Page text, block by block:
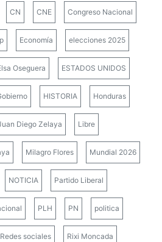
CN CNE Congreso Nacional
Economía elecciones 2025
Oseguera ESTADOS UNIDOS
HISTORIA Honduras
Diego Zelaya Libre
Milagro Flores Mundial 2026
NOTICIA Partido Liberal
PLH PN politica
Redes sociales Rixi Moncada